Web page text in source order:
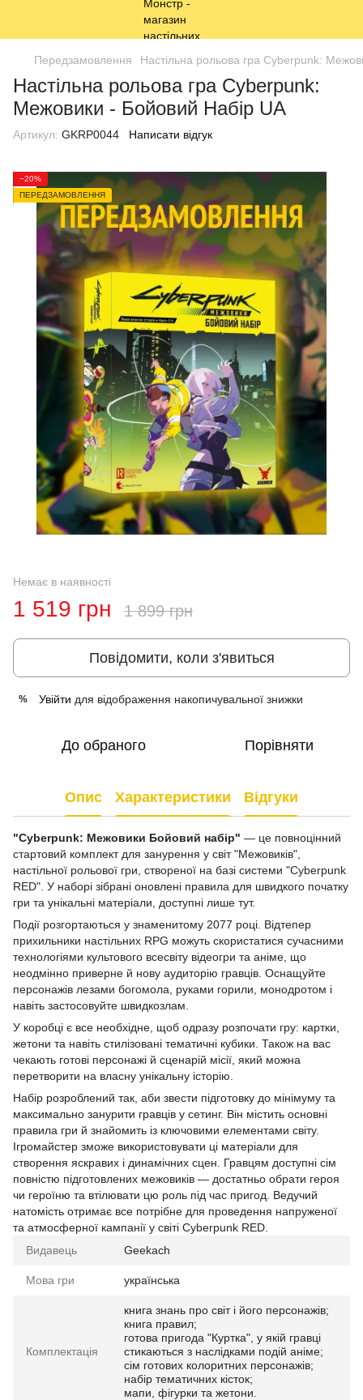
Передзамовлення Настільна рольова гра Сyberpunk:
Настільна рольова гра Сyberpunk:
Межовики - Бойовий Набір UA
Артикул: GKRP0044 Написати відгук
−20%
ПЕРЕДЗАМОВЛЕННЯ
Немає в наявності
1 519 грн 1 899 грн
Повідомити, коли з'явиться
% Увійти для відображення накопичувальної знижки
До обраного Порівняти
Опис Характеристики Відгуки
"Cyberpunk: Межовики Бойовий набір" — це повноцінний
стартовий комплект для занурення у світ "Межовиків",
настільної рольової гри, створеної на базі системи "Cyberpunk
RED". У наборі зібрані оновлені правила для швидкого початку
гри та унікальні матеріали, доступні лише тут.
Події розгортаються у знаменитому 2077 році. Відтепер
прихильники настільних RPG можуть скористатися сучасними
технологіями культового всесвіту відеогри та аніме, що
неодмінно приверне й нову аудиторію гравців. Оснащуйте
персонажів лезами богомола, руками горили, монодротом і
навіть застосовуйте швидкозлам.
У коробці є все необхідне, щоб одразу розпочати гру: картки,
жетони та навіть стилізовані тематичні кубики. Також на вас
чекають готові персонажі й сценарій місії, який можна
перетворити на власну унікальну історію.
Набір розроблений так, аби звести підготовку до мінімуму та
максимально занурити гравців у сетинг. Він містить основні
правила гри й знайомить із ключовими елементами світу.
Ігромайстер зможе використовувати ці матеріали для
створення яскравих і динамічних сцен. Гравцям доступні сім
повністю підготовлених межовиків — достатньо обрати героя
чи героїню та втілювати цю роль під час пригод. Ведучий
натомість отримає все потрібне для проведення напруженої
та атмосферної кампанії у світі Cyberpunk RED.
Видавець
Geekach
Мова гри українська
Комплектація
книга знань про світ і його персонажів;
книга правил;
готова пригода "Куртка", у якій гравці
стикаються з наслідками подій аніме;
сім готових колоритних персонажів;
набір тематичних кісток;
мапи, фігурки та жетони.